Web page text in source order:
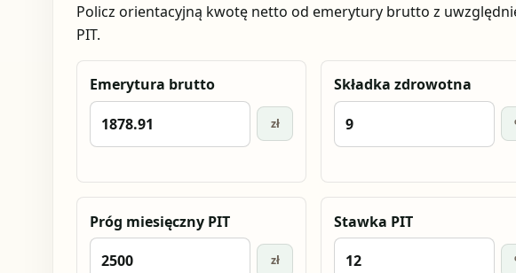
Policz orientacyjną kwotę netto od emerytury brutto z
PIT.
Emerytura brutto
zł
Składka zdrowotna
Próg miesięczny PIT
zł
Stawka PIT